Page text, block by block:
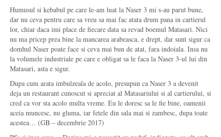
Humusul si kebabul pe care le-am luat la Naser 3 mi s-au parut bune,
dar nu ceva pentru care sa vreu sa mai fac atata drum pana in cartierul
lor, chiar daca imi place de fiecare data sa revad boemul Matasari. Nici
nu ma pricep prea bine la mancarea arabeasca, e drept, dar sunt sigur ca
domhul Naser poate face si ceva mai bun de atat, fara indoiala. Insa nu
la volumele industriale pe care e obligat sa le faca la Naser 3-ul lui din
Matasari, asta e sigur.
Dupa cum arata imbulzeala de acolo, presupun ca Naser 3 a devenit
deja un restaurant cunoscut si apreciat al Matasariului si al cartierului, si
cred ca vor sta acolo multa vreme. Eu le doresc sa le fie bine, oamenii
aceia muncesc, nu gluma, iar fetele din sala mai si zambesc, dupa toate
acestea… (GB – decembrie 2017)